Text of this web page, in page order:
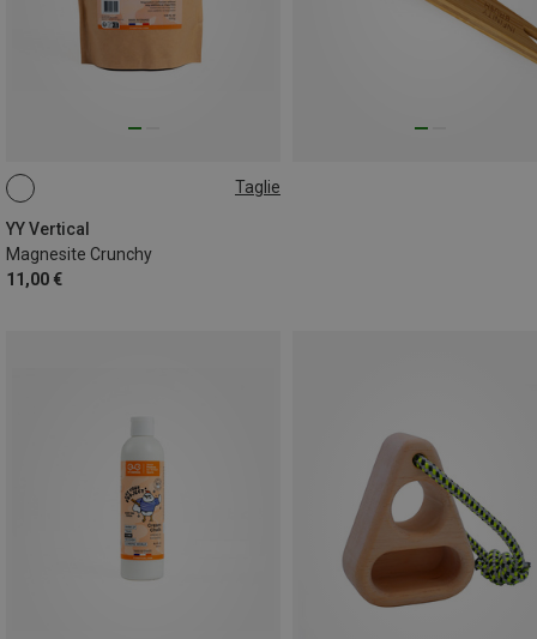
Taglie
YY Vertical
Magnesite Crunchy
11,00 €
500G